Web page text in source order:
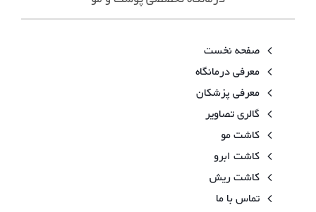
صفحه نخست
معرفی درمانگاه
معرفی پزشکان
گالری تصاویر
کاشت مو
کاشت ابرو
کاشت ریش
تماس با ما